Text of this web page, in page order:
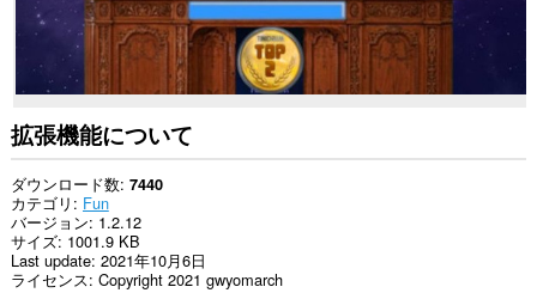
拡張機能について
ダウンロード数 7440
カテゴリ
Fun
バージョン 1.2.12
サイズ 1001.9 KB
Last update 2021年10月6日
ライセンス Copyright 2021 gwyomarch